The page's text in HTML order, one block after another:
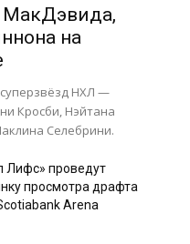
МакДэвида,
на
НХЛ —
Кросби, Нэйтана
Селебрини.
Лифс» проведут
просмотра драфта
Arena